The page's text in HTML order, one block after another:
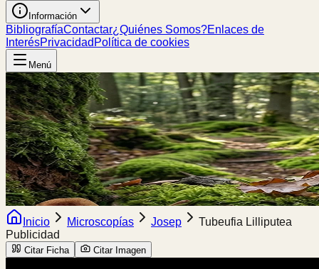
Información
BibliografíaContactar¿Quiénes Somos?Enlaces de
InterésPrivacidad Política de cookies
Menú
Inicio Microscopías Josep
Tubeufia Lilliputea
Publicidad
Citar Ficha Citar Imagen